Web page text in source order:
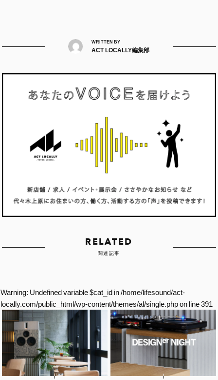
WRITTEN BY
ACT LOCALLY編集部
RELATED
関連記事
Warning: Undefined variable $cat_id in/home/lifesound/act-
locally.com/public_html/wp-content/themes/al/single.phpon line391